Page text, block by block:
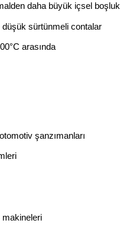
daha büyük içsel boşluk
düşük sürtünmeli contalar
arasında
şanzımanları
makineleri